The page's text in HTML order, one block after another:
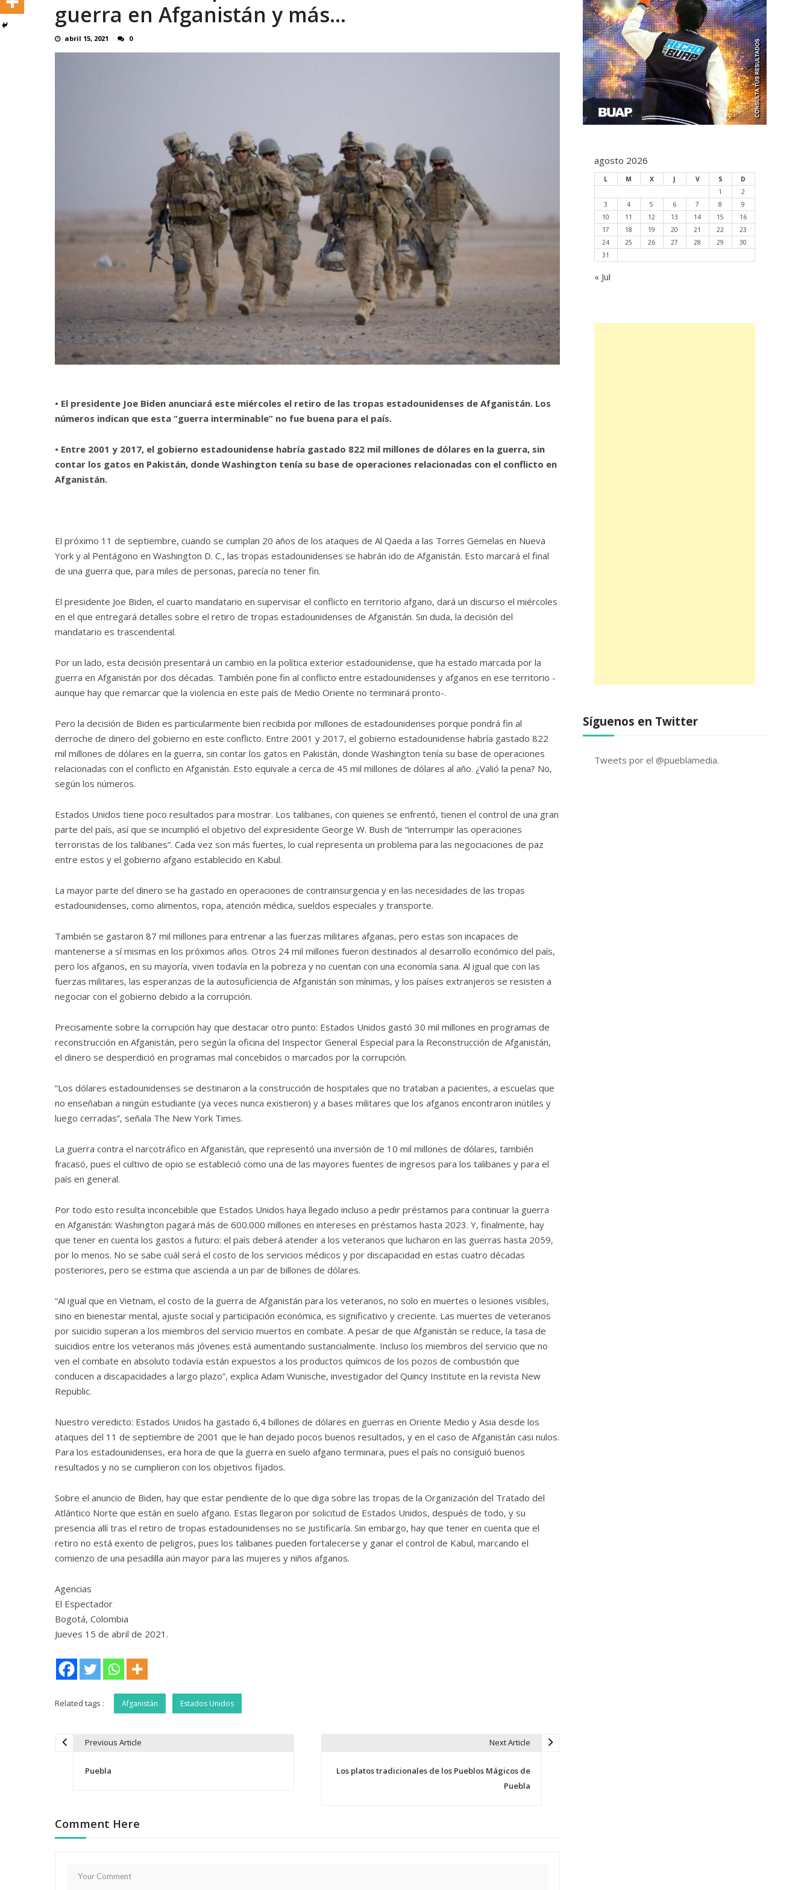
guerra en Afganistán y más…
abril 15, 2021 0
• El presidente Joe Biden anunciará este miércoles el retiro de las tropas estadounidenses de Afganistán. Los
números indican que esta “guerra interminable” no fue buena para el país.
• Entre 2001 y 2017, el gobierno estadounidense habría gastado 822 mil millones de dólares en la guerra, sin
contar los gatos en Pakistán, donde Washington tenía su base de operaciones relacionadas con el conflicto en
Afganistán.
El próximo 11 de septiembre, cuando se cumplan 20 años de los ataques de Al Qaeda a las Torres Gemelas en Nueva
York y al Pentágono en Washington D. C., las tropas estadounidenses se habrán ido de Afganistán. Esto marcará el final
de una guerra que, para miles de personas, parecía no tener fin.
El presidente Joe Biden, el cuarto mandatario en supervisar el conflicto en territorio afgano, dará un discurso el miércoles
en el que entregará detalles sobre el retiro de tropas estadounidenses de Afganistán. Sin duda, la decisión del
mandatario es trascendental.
Por un lado, esta decisión presentará un cambio en la política exterior estadounidense, que ha estado marcada por la
guerra en Afganistán por dos décadas. También pone fin al conflicto entre estadounidenses y afganos en ese territorio -
aunque hay que remarcar que la violencia en este país de Medio Oriente no terminará pronto-.
Pero la decisión de Biden es particularmente bien recibida por millones de estadounidenses porque pondrá fin al
derroche de dinero del gobierno en este conflicto. Entre 2001 y 2017, el gobierno estadounidense habría gastado 822
mil millones de dólares en la guerra, sin contar los gatos en Pakistán, donde Washington tenía su base de operaciones
relacionadas con el conflicto en Afganistán. Esto equivale a cerca de 45 mil millones de dólares al año. ¿Valió la pena? No,
según los números.
Estados Unidos tiene poco resultados para mostrar. Los talibanes, con quienes se enfrentó, tienen el control de una gran
parte del país, así que se incumplió el objetivo del expresidente George W. Bush de “interrumpir las operaciones
terroristas de los talibanes”. Cada vez son más fuertes, lo cual representa un problema para las negociaciones de paz
entre estos y el gobierno afgano establecido en Kabul.
La mayor parte del dinero se ha gastado en operaciones de contrainsurgencia y en las necesidades de las tropas
estadounidenses, como alimentos, ropa, atención médica, sueldos especiales y transporte.
También se gastaron 87 mil millones para entrenar a las fuerzas militares afganas, pero estas son incapaces de
mantenerse a sí mismas en los próximos años. Otros 24 mil millones fueron destinados al desarrollo económico del país,
pero los afganos, en su mayoría, viven todavía en la pobreza y no cuentan con una economía sana. Al igual que con las
fuerzas militares, las esperanzas de la autosuficiencia de Afganistán son mínimas, y los países extranjeros se resisten a
negociar con el gobierno debido a la corrupción.
Precisamente sobre la corrupción hay que destacar otro punto: Estados Unidos gastó 30 mil millones en programas de
reconstrucción en Afganistán, pero según la oficina del Inspector General Especial para la Reconstrucción de Afganistán,
el dinero se desperdició en programas mal concebidos o marcados por la corrupción.
“Los dólares estadounidenses se destinaron a la construcción de hospitales que no trataban a pacientes, a escuelas que
no enseñaban a ningún estudiante (ya veces nunca existieron) y a bases militares que los afganos encontraron inútiles y
luego cerradas”, señala The New York Times.
La guerra contra el narcotráfico en Afganistán, que representó una inversión de 10 mil millones de dólares, también
fracasó, pues el cultivo de opio se estableció como una de las mayores fuentes de ingresos para los talibanes y para el
país en general.
Por todo esto resulta inconcebible que Estados Unidos haya llegado incluso a pedir préstamos para continuar la guerra
en Afganistán: Washington pagará más de 600.000 millones en intereses en préstamos hasta 2023. Y, finalmente, hay
que tener en cuenta los gastos a futuro: el país deberá atender a los veteranos que lucharon en las guerras hasta 2059,
por lo menos. No se sabe cuál será el costo de los servicios médicos y por discapacidad en estas cuatro décadas
posteriores, pero se estima que ascienda a un par de billones de dólares.
“Al igual que en Vietnam, el costo de la guerra de Afganistán para los veteranos, no solo en muertes o lesiones visibles,
sino en bienestar mental, ajuste social y participación económica, es significativo y creciente. Las muertes de veteranos
por suicidio superan a los miembros del servicio muertos en combate. A pesar de que Afganistán se reduce, la tasa de
suicidios entre los veteranos más jóvenes está aumentando sustancialmente. Incluso los miembros del servicio que no
ven el combate en absoluto todavía están expuestos a los productos químicos de los pozos de combustión que
conducen a discapacidades a largo plazo”, explica Adam Wunische, investigador del Quincy Institute en la revista New
Republic.
Nuestro veredicto: Estados Unidos ha gastado 6,4 billones de dólares en guerras en Oriente Medio y Asia desde los
ataques del 11 de septiembre de 2001 que le han dejado pocos buenos resultados, y en el caso de Afganistán casi nulos.
Para los estadounidenses, era hora de que la guerra en suelo afgano terminara, pues el país no consiguió buenos
resultados y no se cumplieron con los objetivos fijados.
Sobre el anuncio de Biden, hay que estar pendiente de lo que diga sobre las tropas de la Organización del Tratado del
Atlántico Norte que están en suelo afgano. Estas llegaron por solicitud de Estados Unidos, después de todo, y su
presencia allí tras el retiro de tropas estadounidenses no se justificaría. Sin embargo, hay que tener en cuenta que el
retiro no está exento de peligros, pues los talibanes pueden fortalecerse y ganar el control de Kabul, marcando el
comienzo de una pesadilla aún mayor para las mujeres y niños afganos.
Agencias
El Espectador
Bogotá, Colombia
Jueves 15 de abril de 2021.
Related tags : Afganistán Estados Unidos
v
e
Previous Article
Puebla
Next Article
Los platos tradicionales de los Pueblos Mágicos de
Puebla
Comment Here
agosto 2026
L M X J V S
D
1
2
3
4 5 6 7 8
9
10
11 12 13 14 15
16
17
18 19 20 21 22
23
24
25 26 27 28 29
30
31
« Jul
Síguenos en Twitter
Tweets por el @pueblamedia.